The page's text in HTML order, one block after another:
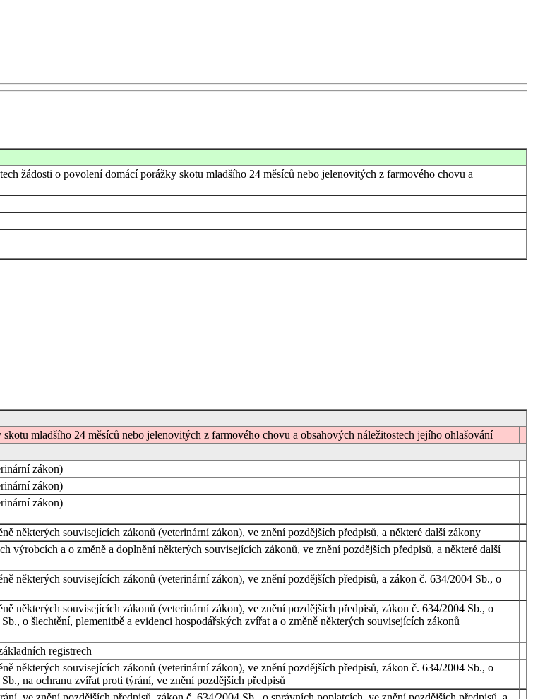
žádosti o povolení domácí porážky skotu mladšího 24 měsíců nebo jelenovitých z farmového chovu a
mladšího 24 měsíců nebo jelenovitých z farmového chovu a obsahových náležitostech jejího ohlašování
zákon)
zákon)
zákon)
některých souvisejících zákonů (veterinární zákon), ve znění pozdějších předpisů, a některé další zákony
výrobcích a o změně a doplnění některých souvisejících zákonů, ve znění pozdějších předpisů, a některé další
některých souvisejících zákonů (veterinární zákon), ve znění pozdějších předpisů, a zákon č. 634/2004 Sb., o
některých souvisejících zákonů (veterinární zákon), ve znění pozdějších předpisů, zákon č. 634/2004 Sb., o
o šlechtění, plemenitbě a evidenci hospodářských zvířat a o změně některých souvisejících zákonů
registrech
některých souvisejících zákonů (veterinární zákon), ve znění pozdějších předpisů, zákon č. 634/2004 Sb., o
na ochranu zvířat proti týrání, ve znění pozdějších předpisů